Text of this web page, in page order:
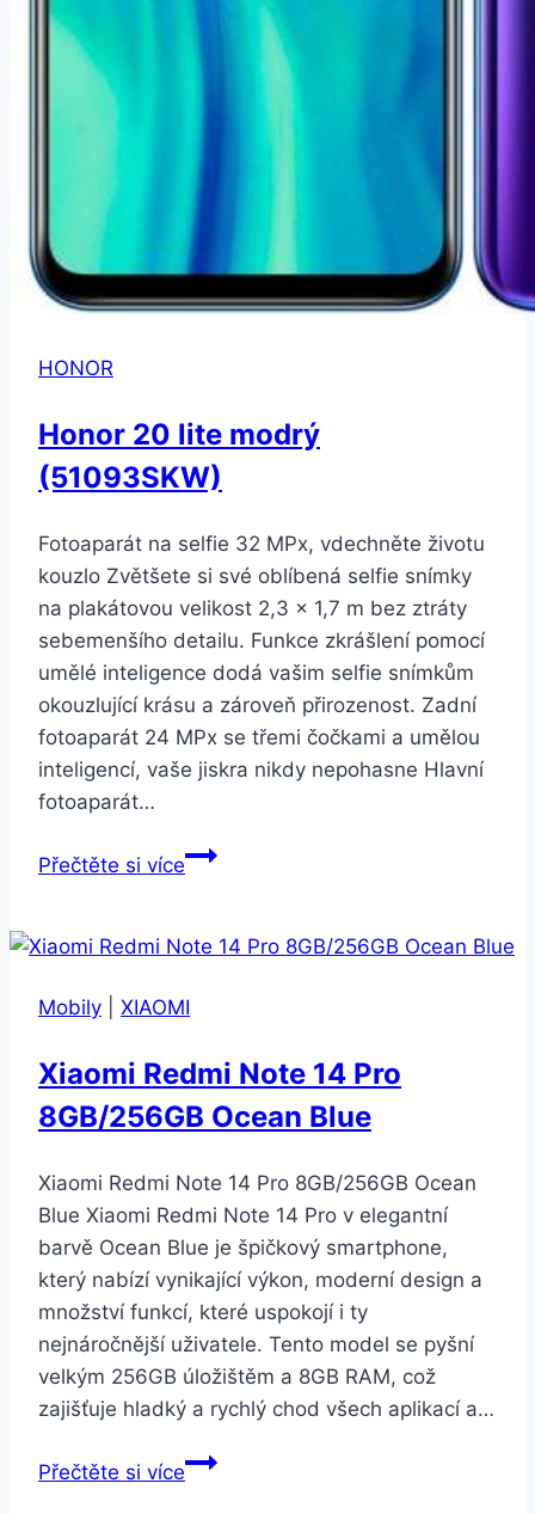
HONOR
Honor 20 lite modrý
(51093SKW)
Fotoaparát na selfie 32 MPx, vdechněte životu
kouzlo Zvětšete si své oblíbená selfie snímky
na plakátovou velikost 2,3 x 1,7 m bez ztráty
sebemenšího detailu. Funkce zkrášlení pomocí
umělé inteligence dodá vašim selfie snímkům
okouzlující krásu a zároveň přirozenost. Zadní
fotoaparát 24 MPx se třemi čočkami a umělou
inteligencí, vaše jiskra nikdy nepohasne Hlavní
fotoaparát…
Přečtěte si víceHonor
modrý
Mobily
XIAOMI
Xiaomi Redmi Note 14 Pro
8GB/256GB Ocean Blue
Xiaomi Redmi Note 14 Pro 8GB/256GB Ocean
Blue Xiaomi Redmi Note 14 Pro v elegantní
barvě Ocean Blue je špičkový smartphone,
který nabízí vynikající výkon, moderní design a
množství funkcí, které uspokojí i ty
nejnáročnější uživatele. Tento model se pyšní
velkým 256GB úložištěm a 8GB RAM, což
zajišťuje hladký a rychlý chod všech aplikací a…
Přečtěte si víceXiaomi